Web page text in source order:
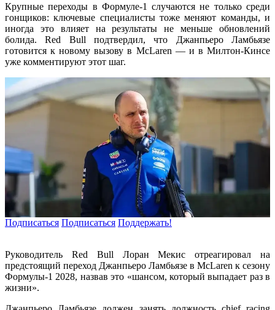
Крупные переходы в Формуле-1 случаются не только среди
гонщиков: ключевые специалисты тоже меняют команды, и
иногда это влияет на результаты не меньше обновлений
болида. Red Bull подтвердил, что Джанпьеро Ламбьязе
готовится к новому вызову в McLaren — и в Милтон-Кинсе
уже комментируют этот шаг.
Подписаться Подписаться Поддержать!
Руководитель Red Bull Лоран Мекис отреагировал на
предстоящий переход Джанпьеро Ламбьязе в McLaren к сезону
Формулы-1 2028, назвав это «шансом, который выпадает раз в
жизни».